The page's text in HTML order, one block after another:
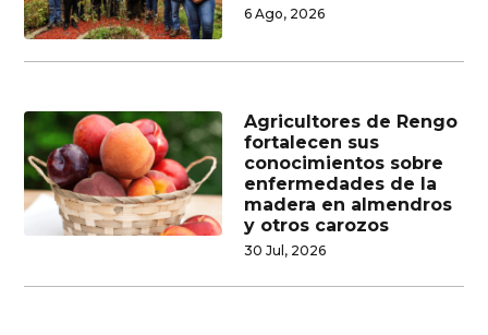
6 Ago, 2026
Agricultores de Rengo
fortalecen sus
conocimientos sobre
enfermedades de la
madera en almendros
y otros carozos
30 Jul, 2026